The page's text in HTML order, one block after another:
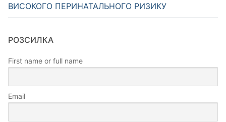
ВИСОКОГО ПЕРИНАТАЛЬНОГО РИЗИКУ
РОЗСИЛКА
First name or full name
Email